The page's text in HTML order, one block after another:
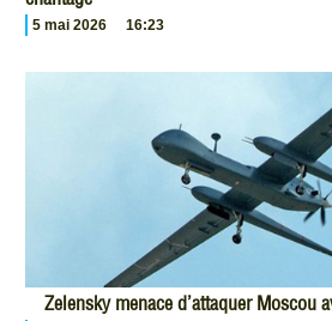
5 mai 2026 16:23
Zelensky menace d’attaquer Moscou